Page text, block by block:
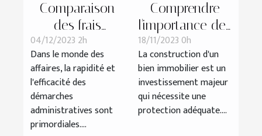
Comparaison
des frais
associés à
l'obtention d'un
K-bis entre les
services en
ligne et les
démarches
04/12/2023 2h
Dans le monde des
affaires, la rapidité et
l'efficacité des
démarches
administratives sont
primordiales....
Comprendre
l'importance des
assurances
dommages
ouvrage dans
les projets de
construction
18/11/2023 0h
La construction d'un
bien immobilier est un
investissement majeur
qui nécessite une
protection adéquate....